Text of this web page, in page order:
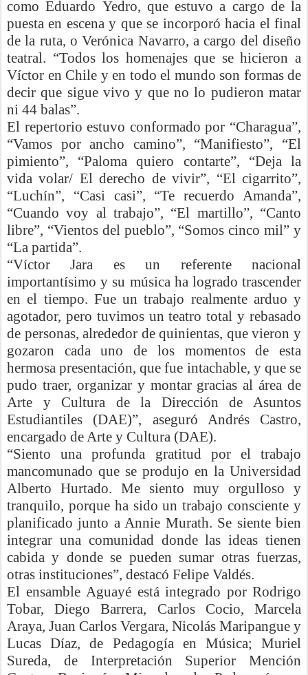
como Eduardo Yedro, que estuvo a cargo de la
puesta en escena y que se incorporó hacia el final
de la ruta, o Verónica Navarro, a cargo del diseño
teatral. “Todos los homenajes que se hicieron a
Víctor en Chile y en todo el mundo son formas de
decir que sigue vivo y que no lo pudieron matar
ni 44 balas”.
El repertorio estuvo conformado por “Charagua”,
“Vamos por ancho camino”, “Manifiesto”, “El
pimiento”, “Paloma quiero contarte”, “Deja la
vida volar/ El derecho de vivir”, “El cigarrito”,
“Luchín”, “Casi casi”, “Te recuerdo Amanda”,
“Cuando voy al trabajo”, “El martillo”, “Canto
libre”, “Vientos del pueblo”, “Somos cinco mil” y
“La partida”.
“Víctor Jara es un referente nacional
importantísimo y su música ha logrado trascender
en el tiempo. Fue un trabajo realmente arduo y
agotador, pero tuvimos un teatro total y rebasado
de personas, alrededor de quinientas, que vieron y
gozaron cada uno de los momentos de esta
hermosa presentación, que fue intachable, y que se
pudo traer, organizar y montar gracias al área de
Arte y Cultura de la Dirección de Asuntos
Estudiantiles (DAE)”, aseguró Andrés Castro,
encargado de Arte y Cultura (DAE).
“Siento una profunda gratitud por el trabajo
mancomunado que se produjo en la Universidad
Alberto Hurtado. Me siento muy orgulloso y
tranquilo, porque ha sido un trabajo consciente y
planificado junto a Annie Murath. Se siente bien
integrar una comunidad donde las ideas tienen
cabida y donde se pueden sumar otrasfuerzas,
otras instituciones”, destacó Felipe Valdés.
El ensamble Aguayé está integrado por Rodrigo
Tobar, Diego Barrera, Carlos Cocio, Marcela
Araya, Juan Carlos Vergara, Nicolás Maripangue y
Lucas Díaz, de Pedagogía en Música; Muriel
Sureda, de Interpretación Superior Mención